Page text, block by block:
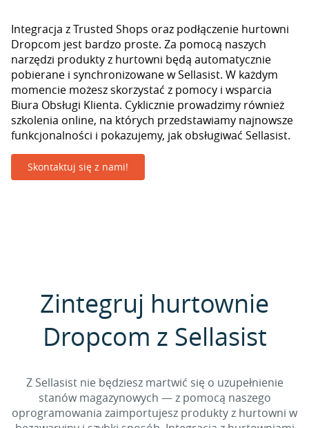
Integracja z Trusted Shops oraz podłączenie hurtowni
Dropcom jest bardzo proste. Za pomocą naszych
narzędzi produkty z hurtowni będą automatycznie
pobierane i synchronizowane w Sellasist. W każdym
momencie możesz skorzystać z pomocy i wsparcia
Biura Obsługi Klienta. Cyklicznie prowadzimy również
szkolenia online, na których przedstawiamy najnowsze
funkcjonalności i pokazujemy, jak obsługiwać Sellasist.
Skontaktuj się z nami!
Zintegruj hurtownie
Dropcom z Sellasist
Z Sellasist nie będziesz martwić się o uzupełnienie
stanów magazynowych — z pomocą naszego
oprogramowania zaimportujesz produkty z hurtowni w